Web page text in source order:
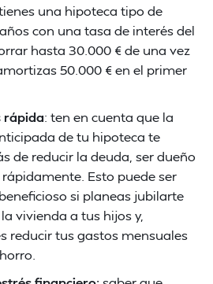
una hipoteca tipo de
con una tasa de interés del
hasta 30.000 € de una vez
50.000 € en el primer
rápida: ten en cuenta que la
de tu hipoteca te
de reducir la deuda, ser dueño
Esto puede ser
si planeas jubilarte
vivienda a tus hijos y,
reducir tus gastos mensuales